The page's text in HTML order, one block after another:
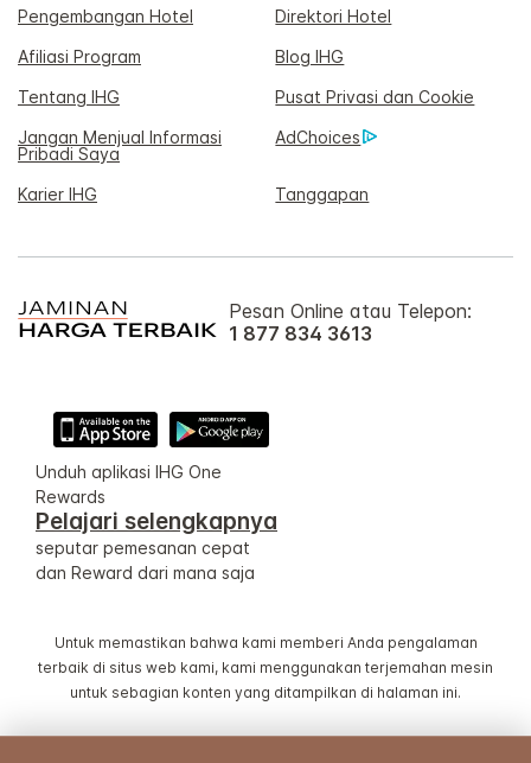
Pengembangan Hotel
Direktori Hotel
Afiliasi Program
Blog IHG
Tentang IHG
Pusat Privasi dan Cookie
Jangan Menjual Informasi
Pribadi Saya
AdChoices
Karier IHG Tanggapan
Pesan Online atau Telepon:
1 877 834 3613
Unduh aplikasi IHG One
Rewards
Pelajari selengkapnya
seputar pemesanan cepat
dan Reward dari mana saja
Untuk memastikan bahwa kami memberi Anda pengalaman
terbaik di situs web kami, kami menggunakan terjemahan mesin
untuk sebagian konten yang ditampilkan di halaman ini.